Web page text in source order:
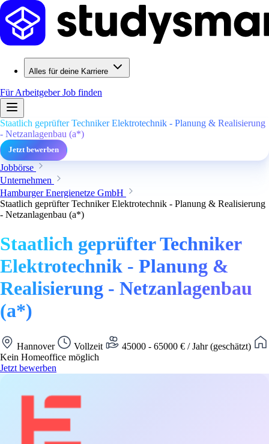
Alles für deine Karriere
Für ArbeitgeberJob finden
Staatlich geprüfter Techniker Elektrotechnik - Planung & Realisierung
- Netzanlagenbau (a*)
Jetzt bewerben
Jobbörse
Unternehmen
Hamburger Energienetze GmbH
Staatlich geprüfter Techniker Elektrotechnik - Planung & Realisierung
- Netzanlagenbau (a*)
Staatlich geprüfter Techniker
Elektrotechnik - Planung &
Realisierung - Netzanlagenbau
(a*)
Hannover Vollzeit
45000 - 65000 € / Jahr (geschätzt)
Kein Homeoffice möglich
Jetzt bewerben